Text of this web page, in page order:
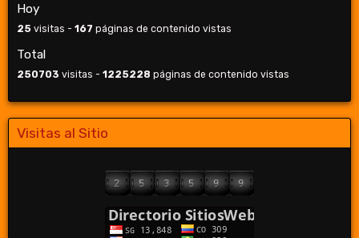
Hoy
25 visitas - 167 páginas de contenido vistas
Total
250703 visitas - 1225228 páginas de contenido vistas
Visitas al Sitio